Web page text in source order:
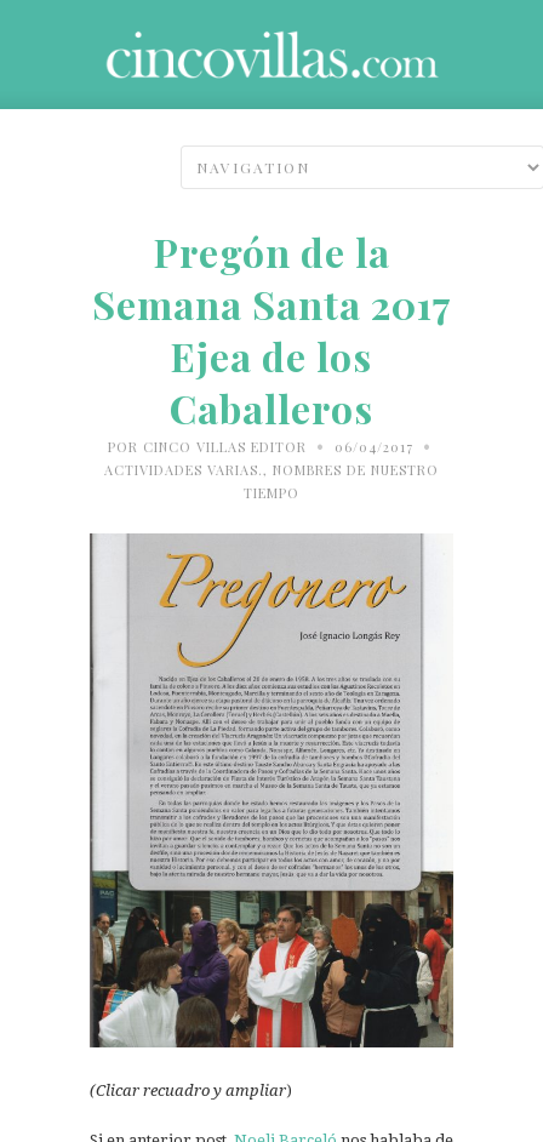
Pregón de la
Semana Santa 2017
Ejea de los
Caballeros
POR CINCO VILLAS EDITOR • 06/04/2017 •
ACTIVIDADES VARIAS. , NOMBRES DE NUESTRO
TIEMPO
(Clicar recuadro y ampliar)